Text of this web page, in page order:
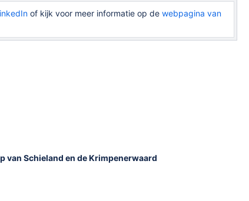
of kijk voor meer informatie op de webpagina van
van Schieland en de Krimpenerwaard